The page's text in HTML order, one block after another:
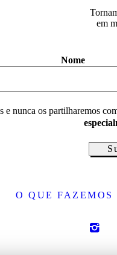
em
Nome
e nunca os partilharemos
O QUE FAZEMOS